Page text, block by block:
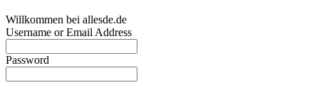
Willkommen bei allesde.de
Username or Email Address
Password